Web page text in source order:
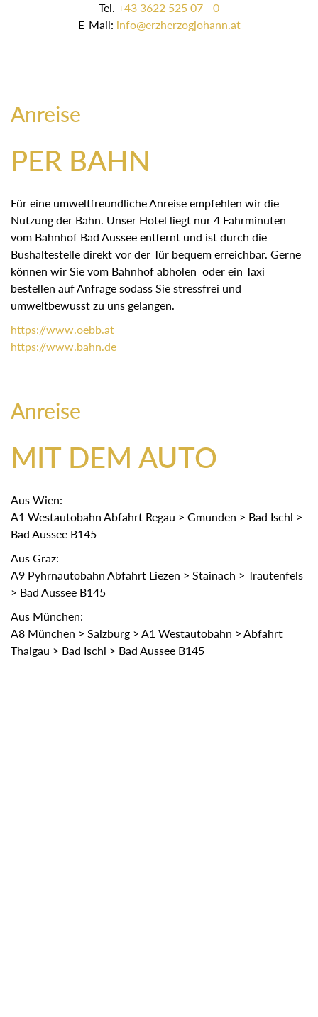
Tel. +43 3622 525 07 - 0
E-Mail: info@erzherzogjohann.at
Anreise
PER BAHN
Für eine umweltfreundliche Anreise empfehlen wir die
Nutzung der Bahn. Unser Hotel liegt nur 4 Fahrminuten
vom Bahnhof Bad Aussee entfernt und ist durch die
Bushaltestelle direkt vor der Tür bequem erreichbar. Gerne
können wir Sie vom Bahnhof abholen oder ein Taxi
bestellen auf Anfrage sodass Sie stressfrei und
umweltbewusst zu uns gelangen.
https://www.oebb.at
https://www.bahn.de
Anreise
MIT DEM AUTO
Aus Wien:
A1 Westautobahn Abfahrt Regau > Gmunden > Bad Ischl >
Bad Aussee B145
Aus Graz:
A9 Pyhrnautobahn Abfahrt Liezen > Stainach > Trautenfels
> Bad Aussee B145
Aus München:
A8 München > Salzburg > A1 Westautobahn > Abfahrt
Thalgau > Bad Ischl > Bad Aussee B145